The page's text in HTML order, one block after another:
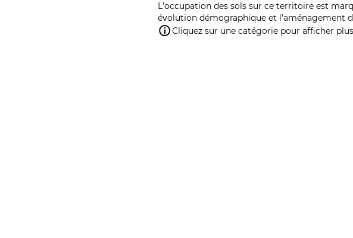
L'occupation des sols sur ce territoire est
évolution démographique et l'aménagement
Cliquez sur une catégorie pour afficher